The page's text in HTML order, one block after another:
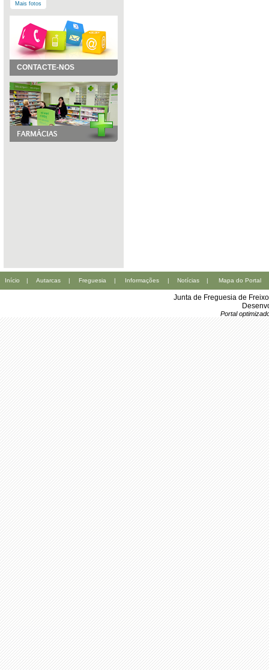
Mais fotos
CONTACTE-NOS
Início | Autarcas | Freguesia | Informações | Notícias | Mapa do Portal
Junta de Freguesia de
Portal